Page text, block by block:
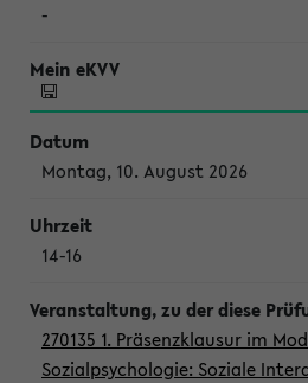
-
Montag, 10. August 2026
14-16
270135 1. Präsenzklausur im
Sozialpsychologie: Soziale